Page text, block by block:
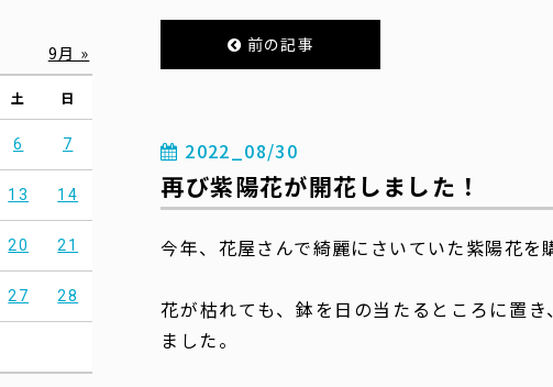
前の記事
2022_08/30
再び紫陽花が開花しました！
今年、花屋さんで綺麗にさいていた紫陽花を
花が枯れても、鉢を日の当たるところに置
ました。
土 日
6 7
13 14
20 21
27 28
9月 »